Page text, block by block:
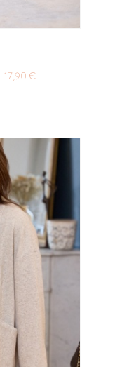
17,90 €